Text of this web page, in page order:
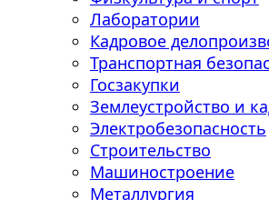
Лаборатории
Кадровое
Транспортная
Госзакупки
Землеустройство и
Электробезопасность
Строительство
Машиностроение
Металлургия